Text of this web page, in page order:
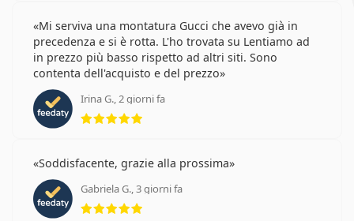
Mi serviva una montatura Gucci che avevo già in
precedenza e si è rotta. L'ho trovata su Lentiamo ad
in prezzo più basso rispetto ad altri siti. Sono
contenta dell'acquisto e del prezzo
Irina G., 2 giorni fa
Soddisfacente, grazie alla prossima
Gabriela G., 3 giorni fa
valutazione 5 di 5